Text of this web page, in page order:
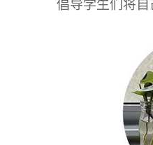
倡导学生们将